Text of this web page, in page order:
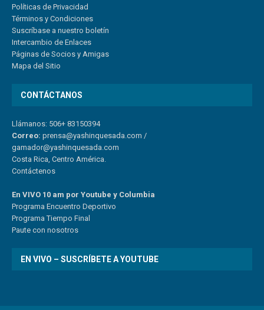
Políticas de Privacidad
Términos y Condiciones
Suscríbase a nuestro boletín
Intercambio de Enlaces
Páginas de Socios y Amigas
Mapa del Sitio
CONTÁCTANOS
Llámanos: 506+ 83150394
Correo: prensa@yashinquesada.com /
gamador@yashinquesada.com
Costa Rica, Centro América.
Contáctenos
En VIVO 10 am por Youtube y Columbia
Programa Encuentro Deportivo
Programa Tiempo Final
Paute con nosotros
EN VIVO – SUSCRÍBETE A YOUTUBE